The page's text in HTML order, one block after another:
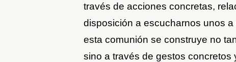
través de acciones concretas,
disposición a escucharnos unos
esta comunión se construye no
sino a través de gestos